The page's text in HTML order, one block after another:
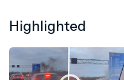
Highlighted